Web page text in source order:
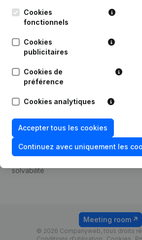
Cookies
fonctionnels
Cookies
publicitaires
Cookies de
préférence
Cookies analytiques
Accepter tous les cookies
Continuez avec uniquement les
1800 Vilvoorde
Compliance et prévention
de la fraude
Consulter des comptes
Recherche de numéro de
TVA
solvabilité
Tarifs
© 2026 Companyweb, tous droits
Meeting room